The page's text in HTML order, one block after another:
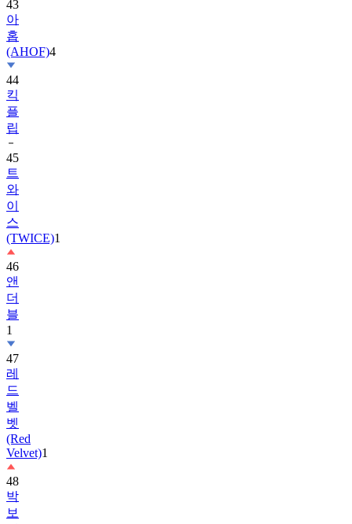
홉
(AHOF)
44
킥
플
립
45
트
와
이
스
(TWICE)
46
앤
더
블
1
47
레
드
벨
벳
(Red
Velvet)
48
박
보
영
1